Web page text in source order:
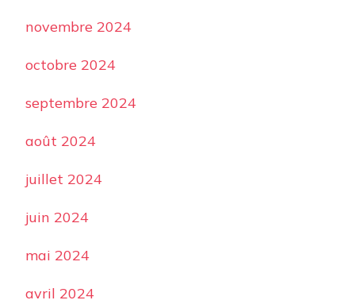
novembre 2024
octobre 2024
septembre 2024
août 2024
juillet 2024
juin 2024
mai 2024
avril 2024